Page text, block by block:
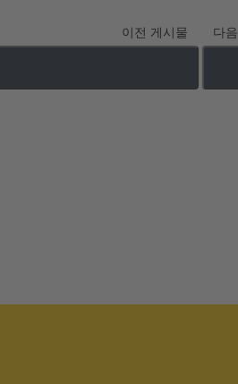
이전 게시물 다음